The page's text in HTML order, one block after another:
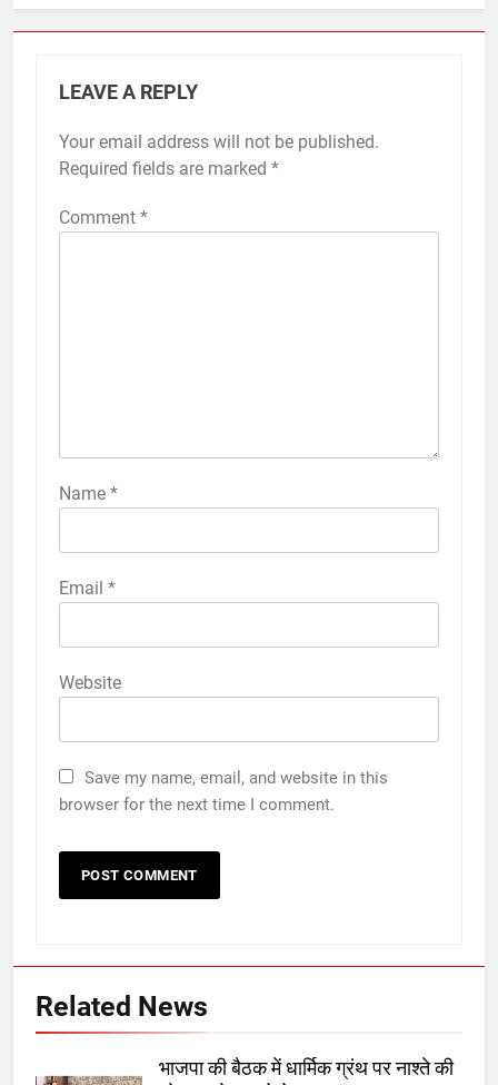
LEAVE A REPLY
Your email address will not be published.
Required fields are marked *
Comment *
Name *
Email *
Website
Save my name, email, and website in this
browser for the next time I comment.
Related News
भाजपा की बैठक में धार्मिक ग्रंथ पर नाश्ते की